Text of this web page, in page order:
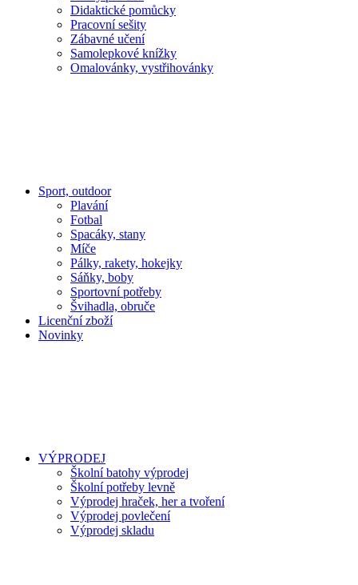
Didaktické pomůcky
Pracovní sešity
Zábavné učení
Samolepkové knížky
Omalovánky, vystřihovánky
Sport, outdoor
Plavání
Fotbal
Spacáky, stany
Míče
Pálky, rakety, hokejky
Sáňky, boby
Sportovní potřeby
Švihadla, obruče
Licenční zboží
Novinky
VÝPRODEJ
Školní batohy výprodej
Školní potřeby levně
Výprodej hraček, her a tvoření
Výprodej povlečení
Výprodej skladu